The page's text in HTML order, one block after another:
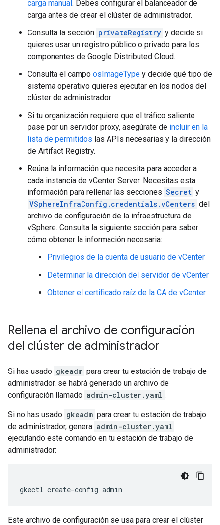
carga manual . Debes configurar el balanceador de
carga antes de crear el clúster de administrador.
Consulta la sección privateRegistry y decide si
quieres usar un registro público o privado para los
componentes de Google Distributed Cloud.
Consulta el campo osImageType y decide qué tipo de
sistema operativo quieres ejecutar en los nodos del
clúster de administrador.
Si tu organización requiere que el tráfico saliente
pase por un servidor proxy, asegúrate de incluir en la
lista de permitidos las APIs necesarias y la dirección
de Artifact Registry.
Reúna la información que necesita para acceder a
cada instancia de vCenter Server. Necesitas esta
información para rellenar las secciones Secret y
VSphereInfraConfig.credentials.vCenters del
archivo de configuración de la infraestructura de
vSphere. Consulta la siguiente sección para saber
cómo obtener la información necesaria:
Privilegios de la cuenta de usuario de vCenter
Determinar la dirección del servidor de vCenter
Obtener el certificado raíz de la CA de vCenter
Rellena el archivo de configuración
del clúster de administrador
Si has usado gkeadm para crear tu estación de trabajo de
administrador, se habrá generado un archivo de
configuración llamado admin-cluster.yaml .
Si no has usado gkeadm para crear tu estación de trabajo
de administrador, genera admin-cluster.yaml
ejecutando este comando en tu estación de trabajo de
administrador:
Este archivo de configuración se usa para crear el clúster